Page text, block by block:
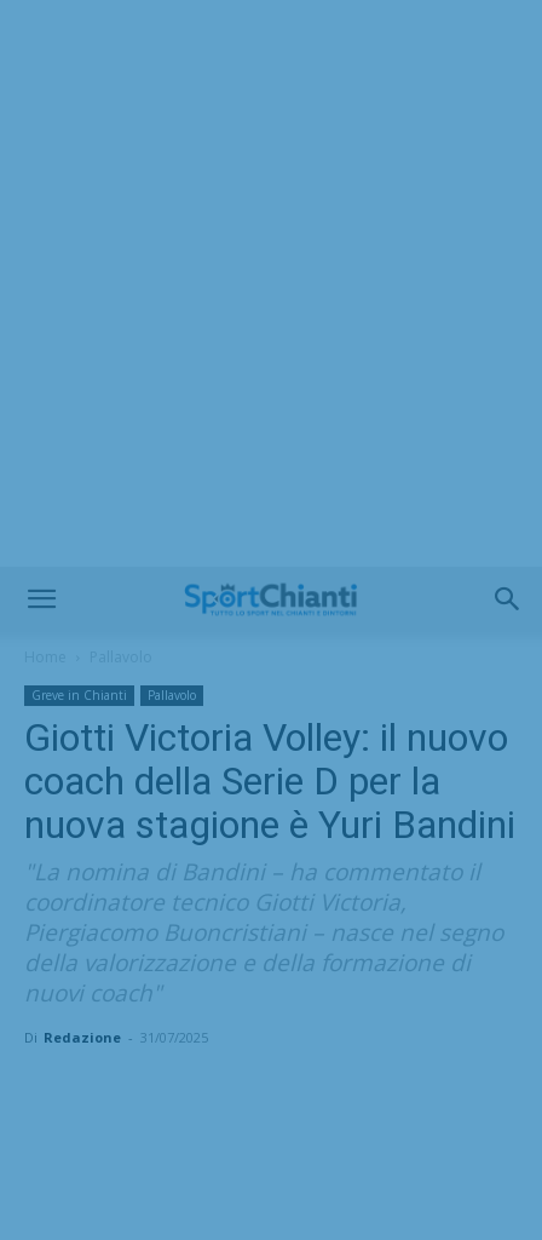
Greve in Chianti Pallavolo
Giotti Victoria Volley: il nuovo
coach della Serie D per la
nuova stagione è Yuri Bandini
"La nomina di Bandini – ha commentato il
coordinatore tecnico Giotti Victoria,
Piergiacomo Buoncristiani – nasce nel segno
della valorizzazione e della formazione di
nuovi coach"
Di Redazione - 31/07/2025